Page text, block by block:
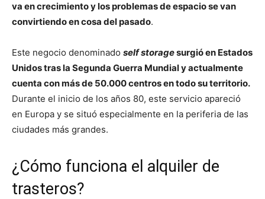
va en crecimiento y los problemas de espacio se van
convirtiendo en cosa del pasado.
Este negocio denominado self storagesurgió en Estados
Unidos tras la Segunda Guerra Mundial y actualmente
cuenta con más de 50.000 centros en todo su territorio.
Durante el inicio de los años 80, este servicio apareció
en Europa y se situó especialmente en la periferia de las
ciudades más grandes.
¿Cómo funciona el alquiler de
trasteros?